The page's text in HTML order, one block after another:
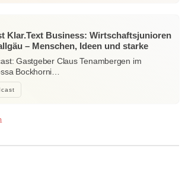
Klar.Text Business: Wirtschaftsjunioren
– Menschen, Ideen und starke
Gastgeber Claus Tenambergen im
Bockhorni…